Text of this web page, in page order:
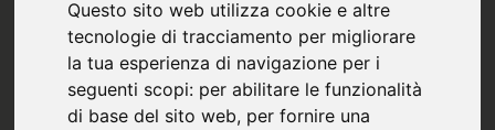
Questo sito web utilizza cookie e altre
tecnologie di tracciamento per migliorare
la tua esperienza di navigazione per i
seguenti scopi: per abilitare le funzionalità
di base del sito web, per fornire una